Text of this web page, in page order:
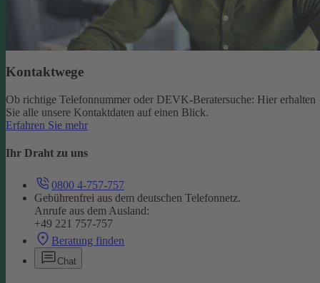
Kontaktwege
Ob richtige Telefonnummer oder DEVK-Beratersuche: Hier erhalten
Sie alle unsere Kontaktdaten auf einen Blick.
Erfahren Sie mehr
Ihr Draht zu uns
0800 4-757-757
Gebührenfrei aus dem deutschen Telefonnetz.
Anrufe aus dem Ausland:
+49 221 757-757
Beratung finden
Chat